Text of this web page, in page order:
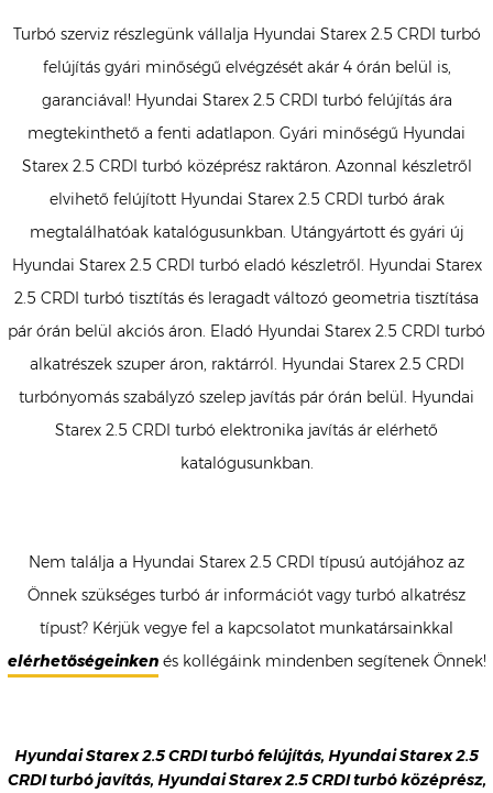
Turbó szerviz részlegünk vállalja Hyundai Starex 2.5 CRDI turbó
felújítás gyári minőségű elvégzését akár 4 órán belül is,
garanciával! Hyundai Starex 2.5 CRDI turbó felújítás ára
megtekinthető a fenti adatlapon. Gyári minőségű Hyundai
Starex 2.5 CRDI turbó középrész raktáron. Azonnal készletről
elvihető felújított Hyundai Starex 2.5 CRDI turbó árak
megtalálhatóak katalógusunkban. Utángyártott és gyári új
Hyundai Starex 2.5 CRDI turbó eladó készletről. Hyundai Starex
2.5 CRDI turbó tisztítás és leragadt változó geometria tisztítása
pár órán belül akciós áron. Eladó Hyundai Starex 2.5 CRDI turbó
alkatrészek szuper áron, raktárról. Hyundai Starex 2.5 CRDI
turbónyomás szabályzó szelep javítás pár órán belül. Hyundai
Starex 2.5 CRDI turbó elektronika javítás ár elérhető
katalógusunkban.
Nem találja a Hyundai Starex 2.5 CRDI típusú autójához az
Önnek szükséges turbó ár információt vagy turbó alkatrész
típust? Kérjük vegye fel a kapcsolatot munkatársainkkal
elérhetőségeinkenés kollégáink mindenben segítenek Önnek!
Hyundai Starex 2.5 CRDI turbó felújítás, Hyundai Starex 2.5
CRDI turbó javítás, Hyundai Starex 2.5 CRDI turbó középrész,